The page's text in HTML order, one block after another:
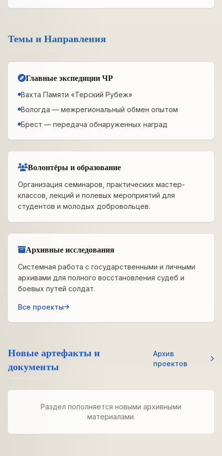
Темы и Направления
Главные экспедиции ЧР
Вахта Памяти «Терский Рубеж»
Вологда — межрегиональный обмен опытом
Брест — передача обнаруженных наград
Волонтёры и образование
Организация семинаров, практических мастер-
классов, лекций и полевых мероприятий для
студентов и молодых добровольцев.
Архивные исследования
Системная работа с государственными и личными
архивами для полного восстановления судеб и
боевых путей солдат.
Все проекты
Новые артефакты и
документы
Архив
проектов
Раздел пополняется новыми архивными
материалами.